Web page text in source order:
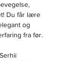
Du får lære
og
fra før.